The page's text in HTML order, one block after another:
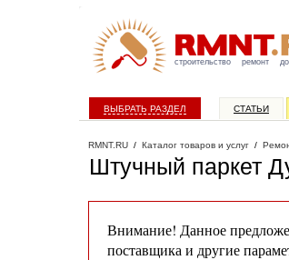
строительство ремонт
ВЫБРАТЬ РАЗДЕЛ СТАТЬИ
RMNT.RU / Каталог товаров и услуг /
Штучный паркет
Внимание! Данное
поставщика и другие